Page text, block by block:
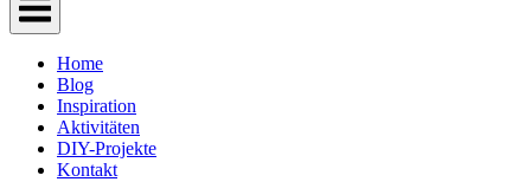
Home
Blog
Inspiration
Aktivitäten
DIY-Projekte
Kontakt